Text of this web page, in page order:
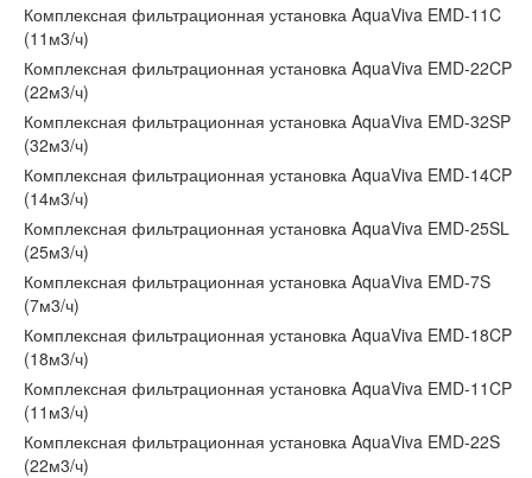
Комплексная фильтрационная установка AquaViva EMD-11C
(11м3/ч)
Комплексная фильтрационная установка AquaViva EMD-22CP
(22м3/ч)
Комплексная фильтрационная установка AquaViva EMD-32SP
(32м3/ч)
Комплексная фильтрационная установка AquaViva EMD-14CP
(14м3/ч)
Комплексная фильтрационная установка AquaViva EMD-25SL
(25м3/ч)
Комплексная фильтрационная установка AquaViva EMD-7S
(7м3/ч)
Комплексная фильтрационная установка AquaViva EMD-18CP
(18м3/ч)
Комплексная фильтрационная установка AquaViva EMD-11CP
(11м3/ч)
Комплексная фильтрационная установка AquaViva EMD-22S
(22м3/ч)